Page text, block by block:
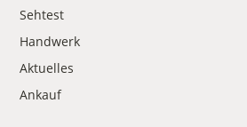
Sehtest
Handwerk
Aktuelles
Ankauf